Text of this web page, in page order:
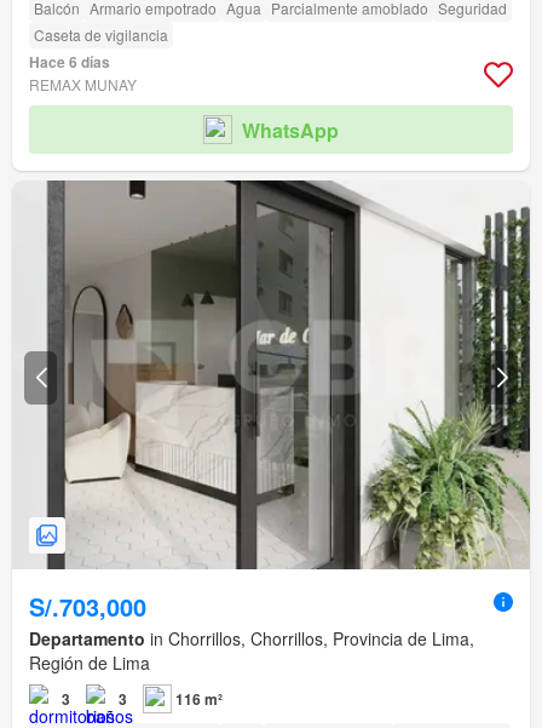
Balcón Armario empotrado Agua Parcialmente amoblado Seguridad
Caseta de vigilancia
Hace 6 días
REMAX MUNAY
WhatsApp
S/.703,000
Departamento in Chorrillos, Chorrillos, Provincia de Lima,
Región de Lima
3 3 116 m²